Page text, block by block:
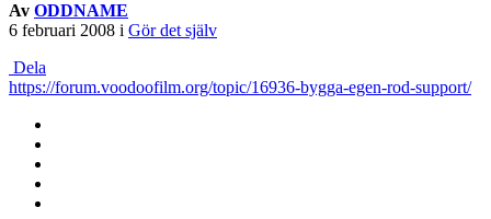
Av ODDNAME
6 februari 2008 i Gör det själv
Dela
https://forum.voodoofilm.org/topic/16936-bygga-egen-rod-support/